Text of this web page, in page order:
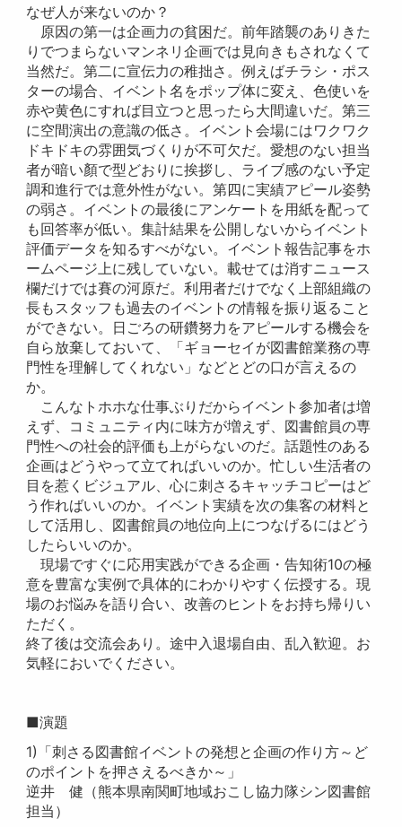
なぜ人が来ないのか？
原因の第一は企画力の貧困だ。前年踏襲のありきた
りでつまらないマンネリ企画では見向きもされなくて
当然だ。第二に宣伝力の稚拙さ。例えばチラシ・ポス
ターの場合、イベント名をポップ体に変え、色使いを
赤や黄色にすれば目立つと思ったら大間違いだ。第三
に空間演出の意識の低さ。イベント会場にはワクワク
ドキドキの雰囲気づくりが不可欠だ。愛想のない担当
者が暗い顏で型どおりに挨拶し、ライブ感のない予定
調和進行では意外性がない。第四に実績アピール姿勢
の弱さ。イベントの最後にアンケートを用紙を配って
も回答率が低い。集計結果を公開しないからイベント
評価データを知るすべがない。イベント報告記事をホ
ームページ上に残していない。載せては消すニュース
欄だけでは賽の河原だ。利用者だけでなく上部組織の
長もスタッフも過去のイベントの情報を振り返ること
ができない。日ごろの研鑽努力をアピールする機会を
自ら放棄しておいて、「ギョーセイが図書館業務の専
門性を理解してくれない」などとどの口が言えるの
か。
こんなトホホな仕事ぶりだからイベント参加者は増
えず、コミュニティ内に味方が増えず、図書館員の専
門性への社会的評価も上がらないのだ。話題性のある
企画はどうやって立てればいいのか。忙しい生活者の
目を惹くビジュアル、心に刺さるキャッチコピーはど
う作ればいいのか。イベント実績を次の集客の材料と
して活用し、図書館員の地位向上につなげるにはどう
したらいいのか。
現場ですぐに応用実践ができる企画・告知術10の極
意を豊富な実例で具体的にわかりやすく伝授する。現
場のお悩みを語り合い、改善のヒントをお持ち帰りい
ただく。
終了後は交流会あり。途中入退場自由、乱入歓迎。お
気軽においでください。
■演題
1)「刺さる図書館イベントの発想と企画の作り方～ど
のポイントを押さえるべきか～」
逆井 健（熊本県南関町地域おこし協力隊シン図書館
担当）